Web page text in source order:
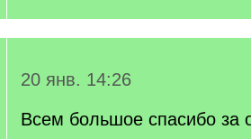
20 янв. 14:26
Всем большое спасибо за